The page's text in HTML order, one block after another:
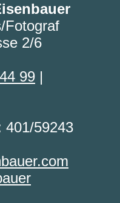
Fotograf
2/6
99 |
401/59243